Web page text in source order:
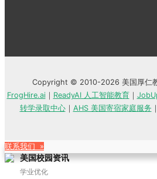
Copyright © 2010-2026 美国厚仁
FrogHire.ai｜ ReadyAI 人工智能教育｜
转学录取中心｜ AHS 美国寄宿家庭服务 ｜
联系我们 »
美国校园资讯
学业优化